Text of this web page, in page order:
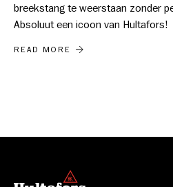
breekstang te weerstaan zonder
Absoluut een icoon van Hultafors!
DE HULTAFORS ALUMINIUM
READ MORE